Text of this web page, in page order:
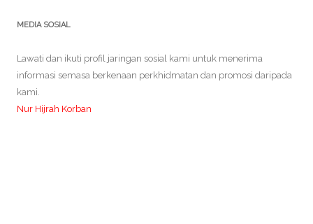
MEDIA SOSIAL
Lawati dan ikuti profil jaringan sosial kami untuk menerima
informasi semasa berkenaan perkhidmatan dan promosi daripada
kami.
Nur Hijrah Korban